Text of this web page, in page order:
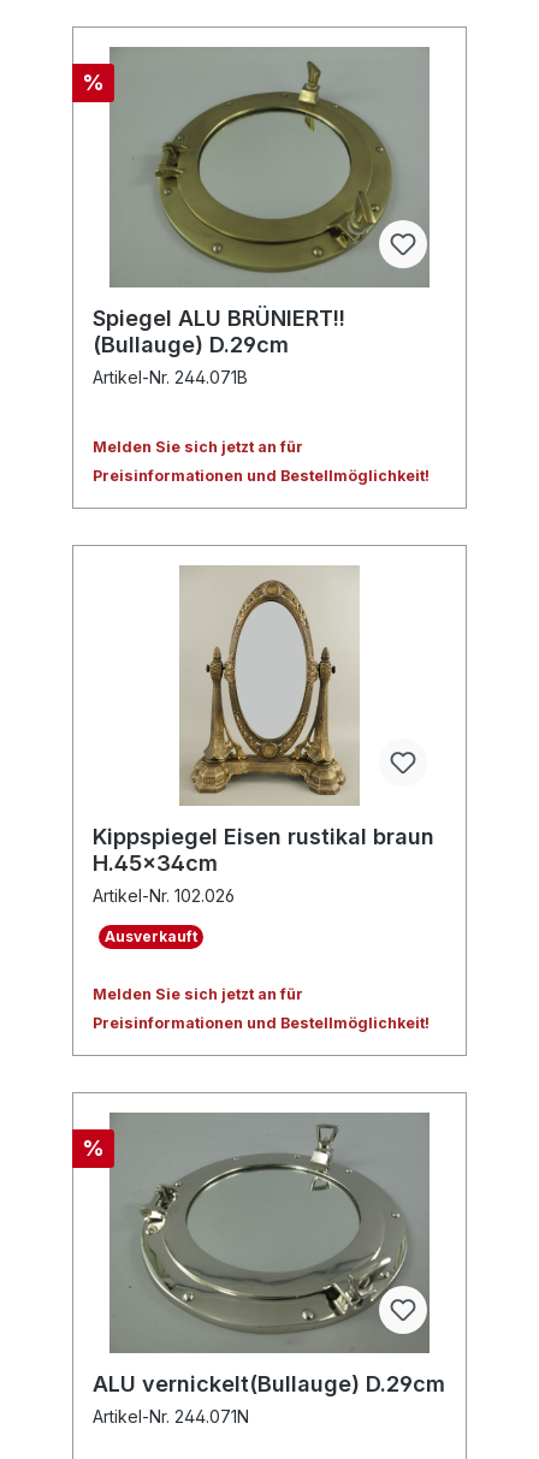
%
Spiegel ALU BRÜNIERT!!
(Bullauge) D.29cm
Artikel-Nr. 244.071B
Melden Sie sich jetzt an für
Preisinformationen und Bestellmöglichkeit!
Kippspiegel Eisen rustikal braun
H.45x34cm
Artikel-Nr. 102.026
Ausverkauft
Melden Sie sich jetzt an für
Preisinformationen und Bestellmöglichkeit!
%
ALU vernickelt(Bullauge) D.29cm
Artikel-Nr. 244.071N